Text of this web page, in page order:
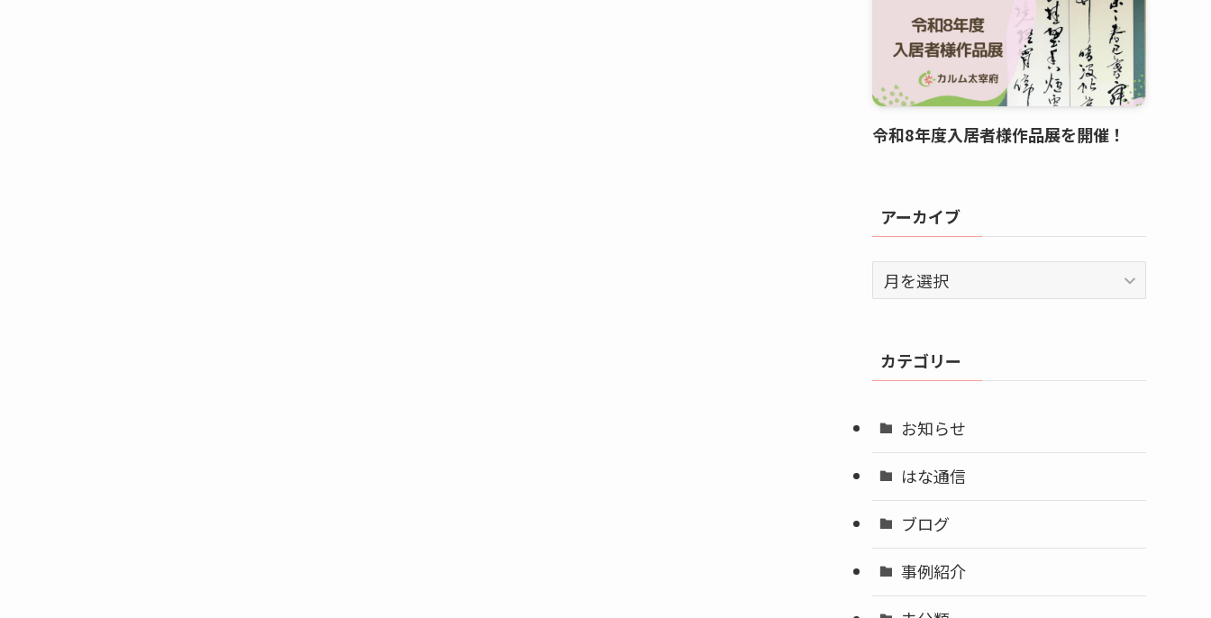
令和8年度入居者様作品展を開催！
アーカイブ
ア
ー
イ
ブ
カテゴリー
お知らせ
はな通信
ブログ
事例紹介